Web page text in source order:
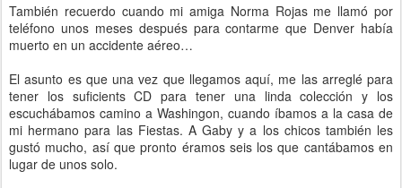
También recuerdo cuando mi amiga Norma Rojas me llamó por
teléfono unos meses después para contarme que Denver había
muerto en un accidente aéreo…
El asunto es que una vez que llegamos aquí, me las arreglé para
tener los suficients CD para tener una linda colección y los
escuchábamos camino a Washingon, cuando íbamos a la casa de
mi hermano para las Fiestas. A Gaby y a los chicos también les
gustó mucho, así que pronto éramos seis los que cantábamos en
lugar de unos solo.